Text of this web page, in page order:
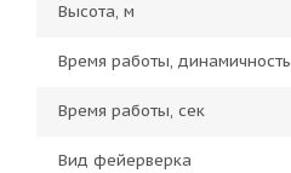
Высота, м
Время работы, динамичность
Время работы, сек
Вид фейерверка